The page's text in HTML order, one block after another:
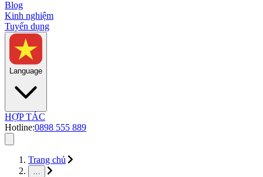
Blog
Kinh nghiệm
Tuyển dụng
Language
HỢP TÁC
Hotline:0898 555 889
Trang chủ
…